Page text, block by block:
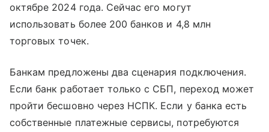
октябре 2024 года. Сейчас его могут
использовать более 200 банков и 4,8 млн
торговых точек.
Банкам предложены два сценария подключения.
Если банк работает только с СБП, переход может
пройти бесшовно через НСПК. Если у банка есть
собственные платежные сервисы, потребуются